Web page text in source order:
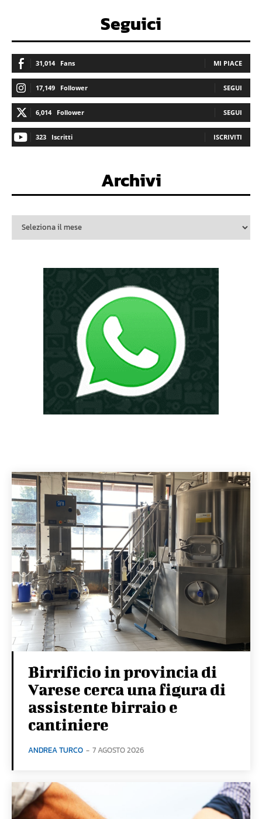
Seguici
31,014 Fans MI PIACE
17,149 Follower SEGUI
6,014 Follower SEGUI
323 Iscritti ISCRIVITI
Archivi
Birrificio in provincia di
Varese cerca una figura di
assistente birraio e
cantiniere
ANDREA TURCO - 7 AGOSTO 2026